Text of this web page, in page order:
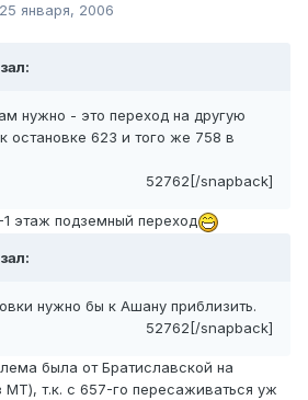
25 января, 2006
нужно - это переход на другую
остановке 623 и того же 758 в
52762[/snapback]
этаж подземный переход
нужно бы к Ашану приблизить.
52762[/snapback]
была от Братиславской на
МТ), т.к. с 657-го пересаживаться уж